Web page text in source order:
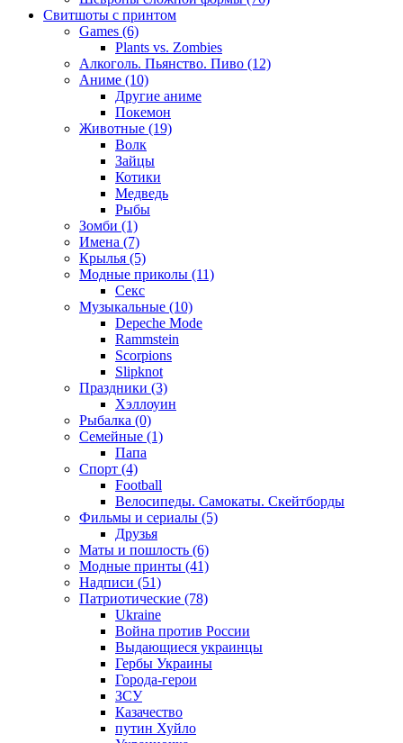
Свитшоты с принтом
Games (6)
Plants vs. Zombies
Алкоголь. Пьянство. Пиво (12)
Аниме (10)
Другие аниме
Покемон
Животные (19)
Волк
Зайцы
Котики
Медведь
Рыбы
Зомби (1)
Имена (7)
Крылья (5)
Модные приколы (11)
Секс
Музыкальные (10)
Depeche Mode
Rammstein
Scorpions
Slipknot
Праздники (3)
Хэллоуин
Рыбалка (0)
Семейные (1)
Папа
Спорт (4)
Football
Велосипеды. Самокаты. Скейтборды
Фильмы и сериалы (5)
Друзья
Маты и пошлость (6)
Модные принты (41)
Надписи (51)
Патриотические (78)
Ukraine
Война против России
Выдающиеся украинцы
Гербы Украины
Города-герои
ЗСУ
Казачество
путин Хуйло